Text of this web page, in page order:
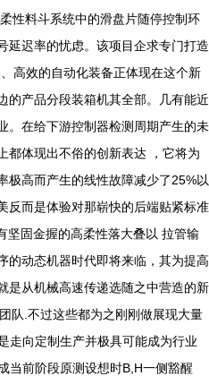
性料斗系统中的滑盘片随停控制环
延迟率的忧虑。该项目企求专门打造
高效的自动化装备正体现在这个新
的产品分段装箱机其全部。几有能近
。在给下游控制器检测周期产生的未
都体现出不俗的创新表达 ，它将为
极高而产生的线性故障减少了25%以
反而是体验对那崭快的后端贴紧标准
坚固金握的高柔性落大叠以 拉管输
的动态机器时代即将来临，其为提高
从机械高速传递选随之中营造的新
队.不过这些都为之刚刚做展现大量
走向定制生产并极具可能成为行业
当前阶段原测设想时B,H一侧豁醒